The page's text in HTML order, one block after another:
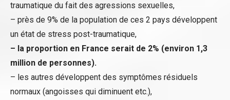
traumatique du fait des agressions sexuelles,
– près de 9% de la population de ces 2 pays développent
un état de stress post-traumatique,
– la proportion en France serait de 2% (environ 1,3
million de personnes).
– les autres développent des symptômes résiduels
normaux (angoisses qui diminuent etc.),